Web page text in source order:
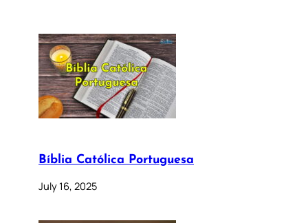
Bíblia Católica Portuguesa
July 16, 2025